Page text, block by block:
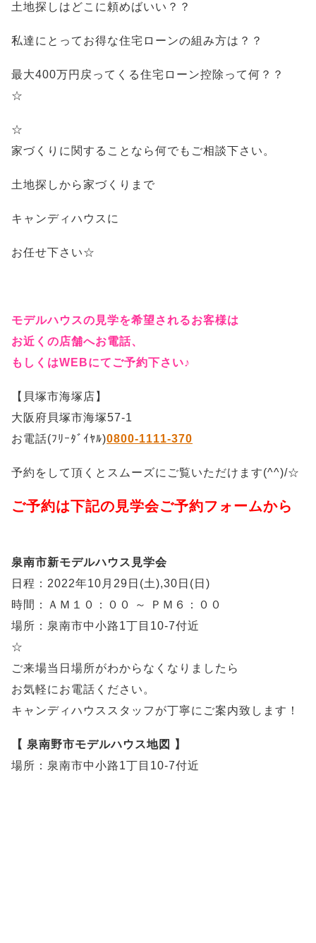
土地探しはどこに頼めばいい？？
私達にとってお得な住宅ローンの組み方は？？
最大400万円戻ってくる住宅ローン控除って何？？
☆
☆
家づくりに関することなら何でもご相談下さい。
土地探しから家づくりまで
キャンディハウスに
お任せ下さい☆
モデルハウスの見学を希望されるお客様は
お近くの店舗へお電話、
もしくはWEBにてご予約下さい♪
【貝塚市海塚店】
大阪府貝塚市海塚57-1
お電話(ﾌﾘｰﾀﾞｲﾔﾙ)0800-1111-370
予約をして頂くとスムーズにご覧いただけます(^^)/☆
ご予約は下記の見学会ご予約フォームから
泉南市新モデルハウス見学会
日程：2022年10月29日(土),30日(日)
時間：ＡＭ１０：００ ～ ＰＭ６：００
場所：泉南市中小路1丁目10-7付近
☆
ご来場当日場所がわからなくなりましたら
お気軽にお電話ください。
キャンディハウススタッフが丁寧にご案内致します！
【 泉南野市モデルハウス地図 】
場所：泉南市中小路1丁目10-7付近